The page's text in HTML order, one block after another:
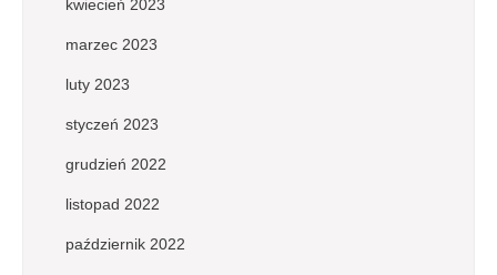
kwiecień 2023
marzec 2023
luty 2023
styczeń 2023
grudzień 2022
listopad 2022
październik 2022